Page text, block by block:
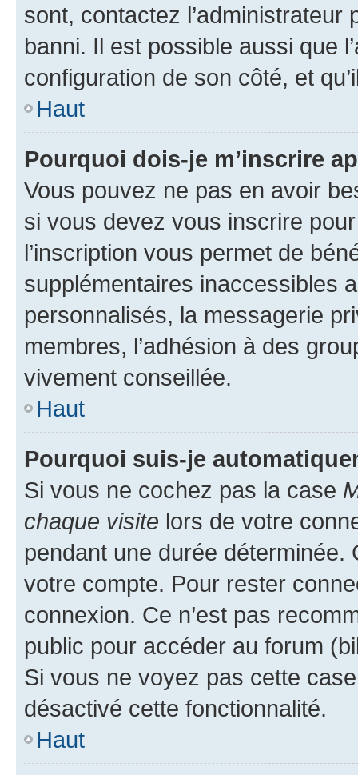
sont, contactez l’administrateur
banni. Il est possible aussi que
configuration de son côté, et
Haut
Pourquoi dois-je m’inscrire
Vous pouvez ne pas en avoir
si vous devez vous inscrire
l’inscription vous permet de
supplémentaires inaccessibles
personnalisés, la messagerie
membres, l’adhésion à des
vivement conseillée.
Haut
Pourquoi suis-je
Si vous ne cochez pas la case
chaque visite lors de votre
pendant une durée déterminée.
votre compte. Pour rester
connexion. Ce n’est pas
public pour accéder au forum
Si vous ne voyez pas cette
désactivé cette fonctionnalité.
Haut